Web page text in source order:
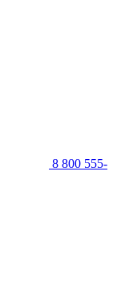
8 800 555-